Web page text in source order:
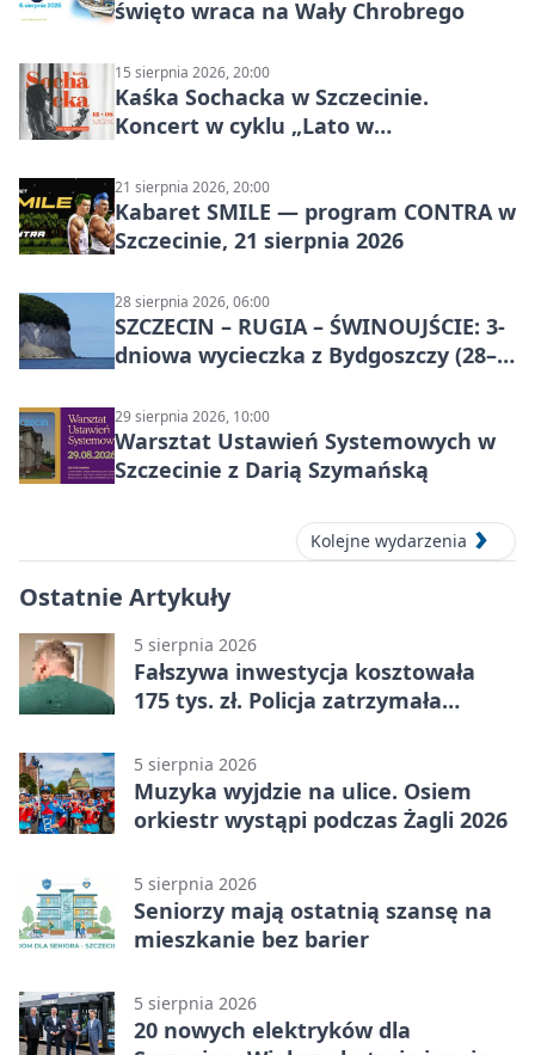
święto wraca na Wały Chrobrego
15 sierpnia 2026, 20:00
Kaśka Sochacka w Szczecinie.
Koncert w cyklu „Lato w
21 sierpnia 2026, 20:00
Kabaret SMILE — program CONTRA w
Szczecinie, 21 sierpnia 2026
28 sierpnia 2026, 06:00
SZCZECIN – RUGIA – ŚWINOUJŚCIE: 3-
dniowa wycieczka z Bydgoszczy (28–
29 sierpnia 2026, 10:00
Warsztat Ustawień Systemowych w
Szczecinie z Darią Szymańską
Kolejne wydarzenia
Ostatnie Artykuły
5 sierpnia 2026
Fałszywa inwestycja kosztowała
175 tys. zł. Policja zatrzymała
5 sierpnia 2026
Muzyka wyjdzie na ulice. Osiem
orkiestr wystąpi podczas Żagli 2026
5 sierpnia 2026
Seniorzy mają ostatnią szansę na
mieszkanie bez barier
5 sierpnia 2026
20 nowych elektryków dla